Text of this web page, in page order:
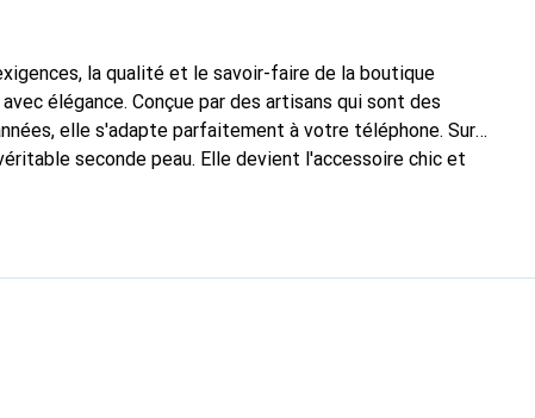
la qualité et le savoir-faire de la boutique
élégance. Conçue par des artisans qui sont des
elle s'adapte parfaitement à votre téléphone. Sur
seconde peau. Elle devient l'accessoire chic et